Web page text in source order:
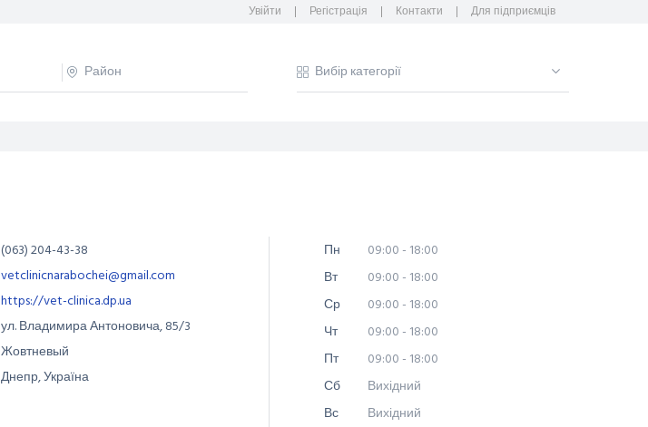
Увійти Регістрація Контакти Для підприємців
(063) 204-43-38
vetclinicnarabochei@gmail.com
https://vet-clinica.dp.ua
ул. Владимира Антоновича,85/3
Жовтневый
Днепр, Україна
Пн
09:00 - 18:00
Вт
09:00 - 18:00
Ср
09:00 - 18:00
Чт
09:00 - 18:00
Пт
09:00 - 18:00
Сб
Вихідний
Вс
Вихідний